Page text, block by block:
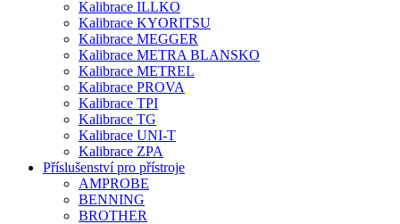
Kalibrace ILLKO
Kalibrace KYORITSU
Kalibrace MEGGER
Kalibrace METRA BLANSKO
Kalibrace METREL
Kalibrace PROVA
Kalibrace TPI
Kalibrace TG
Kalibrace UNI-T
Kalibrace ZPA
Příslušenství pro přístroje
AMPROBE
BENNING
BROTHER